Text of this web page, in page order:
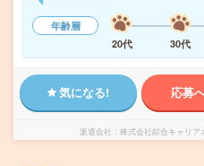
年齢層
20代
30代
気になる! 応募
派遣会社 株式会社綜合キャリ